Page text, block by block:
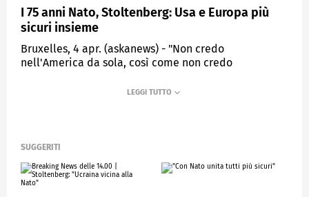
I 75 anni Nato, Stoltenberg: Usa e Europa più
sicuri insieme
Bruxelles, 4 apr. (askanews) - "Non credo
nell'America da sola, così come non credo
nell'Europa insieme nella Nato. Perché insieme
"Organizzazione del Trattato dell'Atlantico del Nord".
ESTERI
SUGGERITI